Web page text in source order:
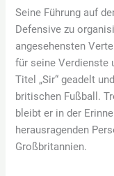
Seine Führung auf
Defensive zu
angesehensten
für seine Verdienste
Titel „Sir“ geadelt
britischen Fußball.
bleibt er in der
herausragenden
Großbritannien.